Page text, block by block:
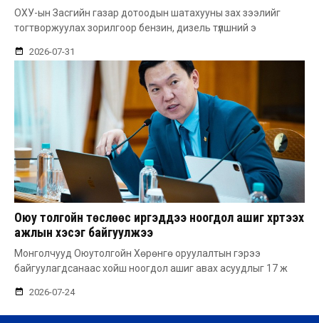
ОХУ-ын Засгийн газар дотоодын шатахууны зах зээлийг
тогтворжуулах зорилгоор бензин, дизель түлшний э
2026-07-31
Оюу толгойн төслөөс иргэддээ ноогдол ашиг хүртээх
ажлын хэсэг байгуулжээ
Монголчууд Оюутолгойн Хөрөнгө оруулалтын гэрээ
байгуулагдсанаас хойш ноогдол ашиг авах асуудлыг 17 ж
2026-07-24